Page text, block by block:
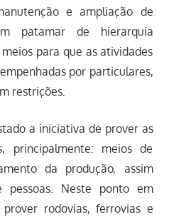
e ampliação de
patamar de hierarquia
para que as atividades
por particulares,
restrições.
a iniciativa de prover as
principalmente: meios de
da produção, assim
Neste ponto em
rodovias, ferrovias e